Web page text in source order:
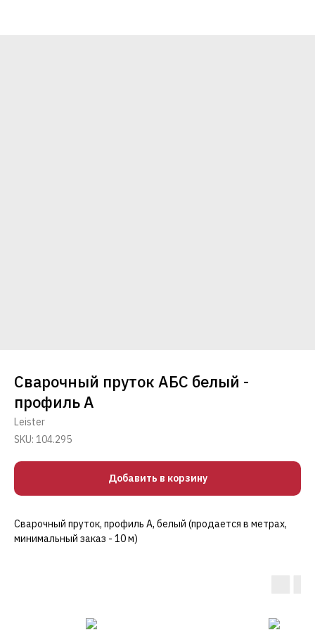
Сварочный пруток АБС белый -
профиль А
Leister
SKU: 104.295
Добавить в корзину
Сварочный пруток, профиль А, белый (продается в метрах,
минимальный заказ - 10 м)